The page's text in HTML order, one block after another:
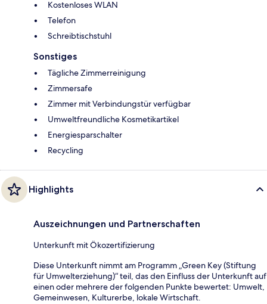
Kostenloses WLAN
Telefon
Schreibtischstuhl
Sonstiges
Tägliche Zimmerreinigung
Zimmersafe
Zimmer mit Verbindungstür verfügbar
Umweltfreundliche Kosmetikartikel
Energiesparschalter
Recycling
Highlights
Auszeichnungen und Partnerschaften
Unterkunft mit Ökozertifizierung
Diese Unterkunft nimmt am Programm „Green Key (Stiftung
für Umwelterziehung)“ teil, das den Einfluss der Unterkunft auf
einen oder mehrere der folgenden Punkte bewertet: Umwelt,
Gemeinwesen, Kulturerbe, lokale Wirtschaft.